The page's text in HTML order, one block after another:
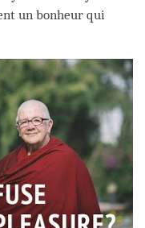
un bonheur qui